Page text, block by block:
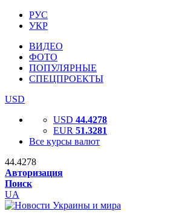
РУС
УКР
ВИДЕО
ФОТО
ПОПУЛЯРНЫЕ
СПЕЦПРОЕКТЫ
USD
USD 44.4278
EUR 51.3281
Все курсы валют
44.4278
Авторизация
Поиск
UA